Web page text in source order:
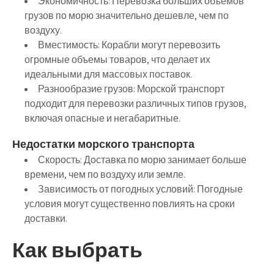
грузов по морю значительно дешевле, чем по
воздуху.
Вместимость: Корабли могут перевозить
огромные объемы товаров, что делает их
идеальными для массовых поставок.
Разнообразие грузов: Морской транспорт
подходит для перевозки различных типов грузов,
включая опасные и негабаритные.
Недостатки морского транспорта
Скорость:Доставка по морю занимает больше
времени, чем по воздуху или земле.
Зависимость от погодных условий: Погодные
условия могут существенно повлиять на сроки
доставки.
Как выбрать